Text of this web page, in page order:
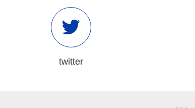
twitter